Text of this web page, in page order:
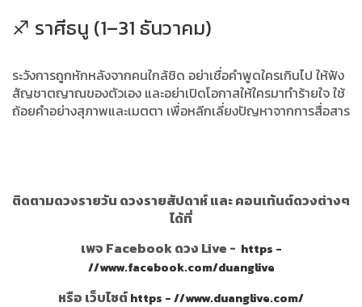
♐ ราศีธนู (1–31 ธันวาคม)
ระวังการถูกหักหลังจากคนใกล้ชิด อย่าเชื่อคำพูดใครเกินไป ให้ฟัง
สัญชาตญาณของตัวเอง และอย่าเปิดโอกาสให้ใครมาทำร้ายใจ ใช้
ถ้อยคำอย่างสุภาพและเมตตา เพื่อหลีกเลี่ยงปัญหาจากการสื่อสาร
ติดตามดวงรายวัน ดวงรายสัปดาห์ และ คอนเท้นต์ดวงต่างๆ
ได้ที่
เพจ Facebook ดวง Live - https -
//www.facebook.com/duanglive
หรือ เว็บไซต์https - //www.duanglive.com/